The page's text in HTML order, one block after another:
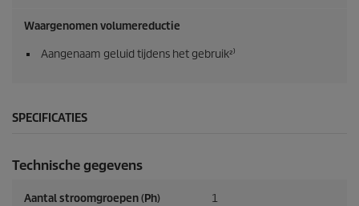
Waargenomen volumereductie
Aangenaam geluid tijdens het gebruik²⁾
SPECIFICATIES
Technische gegevens
Aantal stroomgroepen (Ph) 1